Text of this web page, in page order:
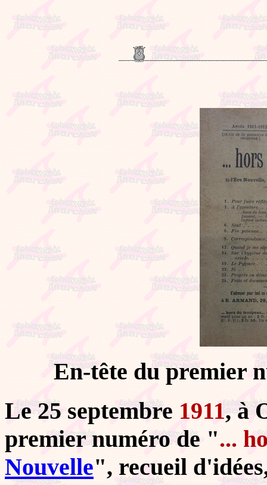
En-tête du premier
Le 25 septembre 1911, à
premier numéro de "...
Nouvelle", recueil